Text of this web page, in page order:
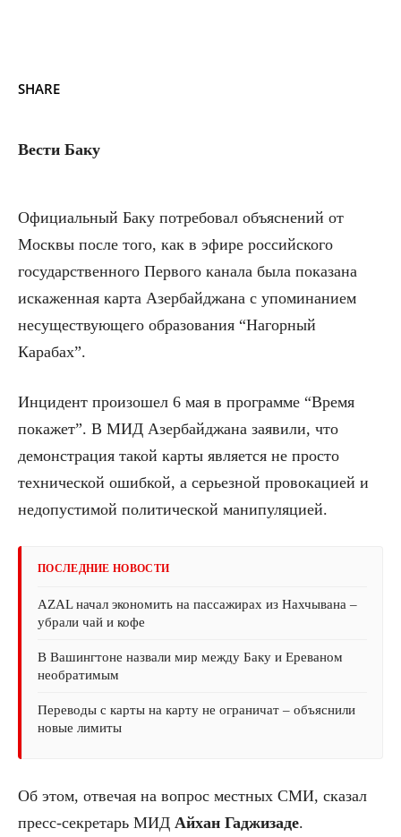
SHARE
Вести Баку
Официальный Баку потребовал объяснений от
Москвы после того, как в эфире российского
государственного Первого канала была показана
искаженная карта Азербайджана с упоминанием
несуществующего образования “Нагорный
Карабах”.
Инцидент произошел 6 мая в программе “Время
покажет”. В МИД Азербайджана заявили, что
демонстрация такой карты является не просто
технической ошибкой, а серьезной провокацией и
недопустимой политической манипуляцией.
ПОСЛЕДНИЕ НОВОСТИ
AZAL начал экономить на пассажирах из Нахчывана –
убрали чай и кофе
В Вашингтоне назвали мир между Баку и Ереваном
необратимым
Переводы с карты на карту не ограничат – объяснили
новые лимиты
Об этом, отвечая на вопрос местных СМИ, сказал
пресс-секретарь МИД Айхан Гаджизаде.